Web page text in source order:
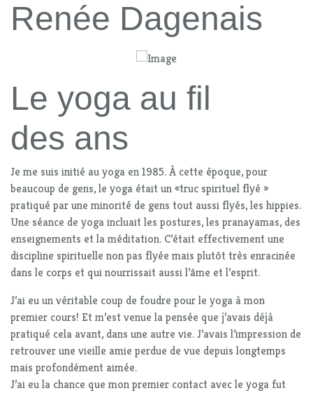
Renée Dagenais
Le yoga au fil
des ans
Je me suis initié au yoga en 1985. À cette époque, pour
beaucoup de gens, le yoga était un «truc spirituel flyé »
pratiqué par une minorité de gens tout aussi flyés, les hippies.
Une séance de yoga incluait les postures, les pranayamas, des
enseignements et la méditation. C’était effectivement une
discipline spirituelle non pas flyée mais plutôt très enracinée
dans le corps et qui nourrissait aussi l’âme et l’esprit.
J’ai eu un véritable coup de foudre pour le yoga à mon
premier cours! Et m’est venue la pensée que j’avais déjà
pratiqué cela avant, dans une autre vie. J’avais l’impression de
retrouver une vieille amie perdue de vue depuis longtemps
mais profondément aimée.
J’ai eu la chance que mon premier contact avec le yoga fut